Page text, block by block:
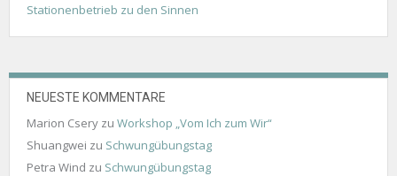
Stationenbetrieb zu den Sinnen
NEUESTE KOMMENTARE
Marion Csery zu Workshop „Vom Ich zum Wir“
Shuangwei zu Schwungübungstag
Petra Wind zu Schwungübungstag